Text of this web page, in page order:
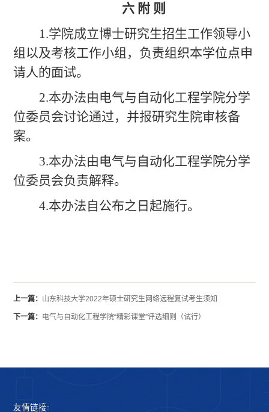
六附 则
1.学院成立博士研究生招生工作领导小
组以及考核工作小组，负责组织本学位点申
请人的面试。
2.本办法由电气与自动化工程学院分学
位委员会讨论通过，并报研究生院审核备
案。
3.本办法由电气与自动化工程学院分学
位委员会负责解释。
4.本办法自公布之日起施行。
上一篇： 山东科技大学2022年硕士研究生网络远程复试考生须知
下一篇： 电气与自动化工程学院“精彩课堂”评选细则（试行）
友情链接: